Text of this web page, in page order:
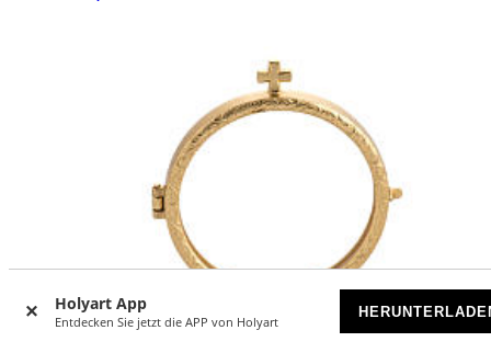
Holyart App
Entdecken Sie jetzt die APP von Holyart